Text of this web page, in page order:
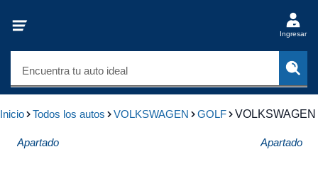
Ingresar
Encuentra tu auto ideal
Inicio Todos los autos VOLKSWAGEN GOLF
Apartado Apartado